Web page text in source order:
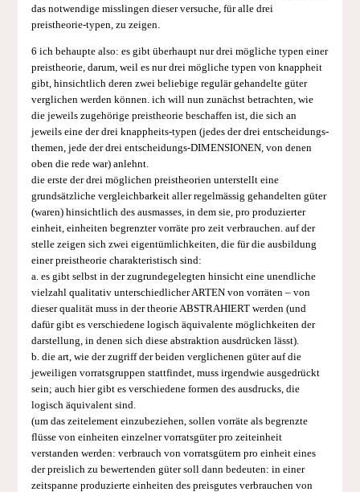
das notwendige misslingen dieser versuche, für alle drei
preistheorie-typen, zu zeigen.
6 ich behaupte also: es gibt überhaupt nur drei mögliche typen einer
preistheorie, darum, weil es nur drei mögliche typen von knappheit
gibt, hinsichtlich deren zwei beliebige regulär gehandelte güter
verglichen werden können. ich will nun zunächst betrachten, wie
die jeweils zugehörige preistheorie beschaffen ist, die sich an
jeweils eine der drei knappheits-typen (jedes der drei entscheidungs-
themen, jede der drei entscheidungs-DIMENSIONEN, von denen
oben die rede war) anlehnt.
die erste der drei möglichen preistheorien unterstellt eine
grundsätzliche vergleichbarkeit aller regelmässig gehandelten güter
(waren) hinsichtlich des ausmasses, in dem sie, pro produzierter
einheit, einheiten begrenzter vorräte pro zeit verbrauchen. auf der
stelle zeigen sich zwei eigentümlichkeiten, die für die ausbildung
einer preistheorie charakteristisch sind:
a. es gibt selbst in der zugrundegelegten hinsicht eine unendliche
vielzahl qualitativ unterschiedlicher ARTEN von vorräten – von
dieser qualität muss in der theorie ABSTRAHIERT werden (und
dafür gibt es verschiedene logisch äquivalente möglichkeiten der
darstellung, in denen sich diese abstraktion ausdrücken lässt).
b. die art, wie der zugriff der beiden verglichenen güter auf die
jeweiligen vorratsgruppen stattfindet, muss irgendwie ausgedrückt
sein; auch hier gibt es verschiedene formen des ausdrucks, die
logisch äquivalent sind.
(um das zeitelement einzubeziehen, sollen vorräte als begrenzte
flüsse von einheiten einzelner vorratsgüter pro zeiteinheit
verstanden werden: verbrauch von vorratsgütern pro einheit eines
der preislich zu bewertenden güter soll dann bedeuten: in einer
zeitspanne produzierte einheiten des preisgutes verbrauchen von